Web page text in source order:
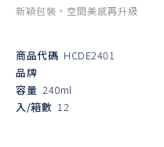
新穎包裝，空間美感再升級
商品代碼 HCDE2401
品牌
容量 240ml
入/箱數 12